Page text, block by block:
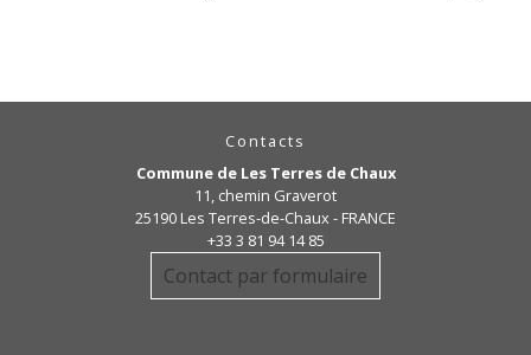
Contacts
Commune de Les Terres de Chaux
11, chemin Graverot
25190 Les Terres-de-Chaux - FRANCE
+33 3 81 94 14 85
Contact par formulaire